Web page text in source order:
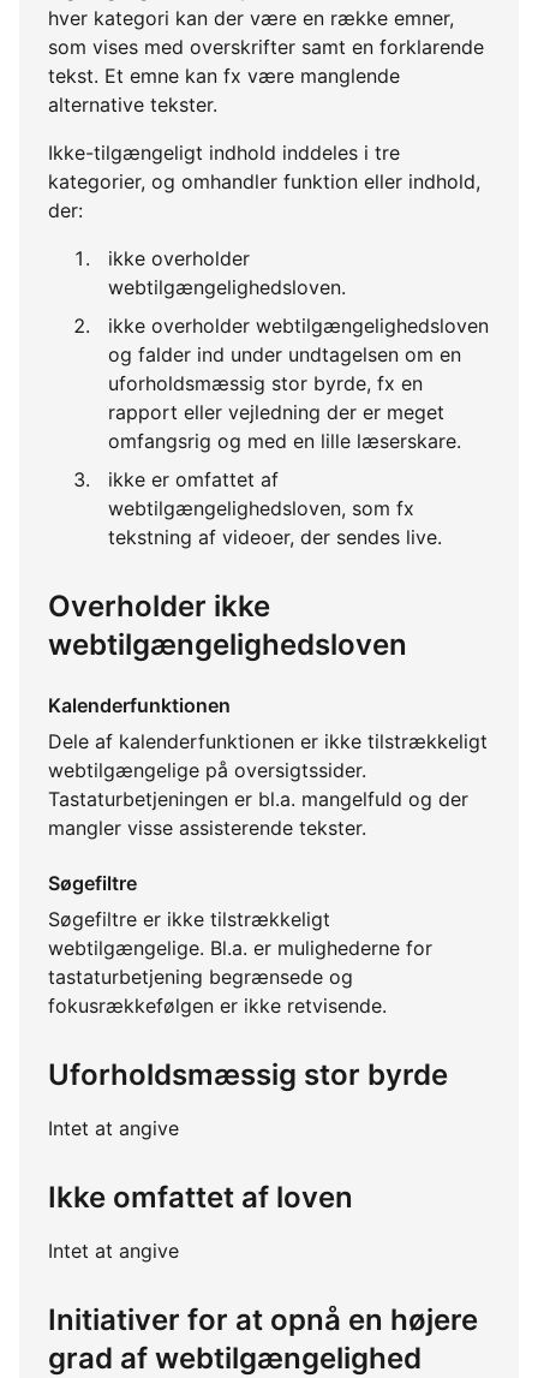
hver kategori kan der være en række emner,
som vises med overskrifter samt en forklarende
tekst. Et emne kan fx være manglende
alternative tekster.
Ikke-tilgængeligt indhold inddeles i tre
kategorier, og omhandler funktion eller indhold,
der:
ikke overholder
webtilgængelighedsloven.
ikke overholder webtilgængelighedsloven
og falder ind under undtagelsen om en
uforholdsmæssig stor byrde, fx en
rapport eller vejledning der er meget
omfangsrig og med en lille læserskare.
ikke er omfattet af
webtilgængelighedsloven, som fx
tekstning af videoer, der sendes live.
Overholder ikke
webtilgængelighedsloven
Kalenderfunktionen
Dele af kalenderfunktionen er ikke tilstrækkeligt
webtilgængelige på oversigtssider.
Tastaturbetjeningen er bl.a. mangelfuld og der
mangler visse assisterende tekster.
Søgefiltre
Søgefiltre er ikke tilstrækkeligt
webtilgængelige. Bl.a. er mulighederne for
tastaturbetjening begrænsede og
fokusrækkefølgen er ikke retvisende.
Uforholdsmæssig stor byrde
Intet at angive
Ikke omfattet af loven
Intet at angive
Initiativer for at opnå en højere
grad af webtilgængelighed